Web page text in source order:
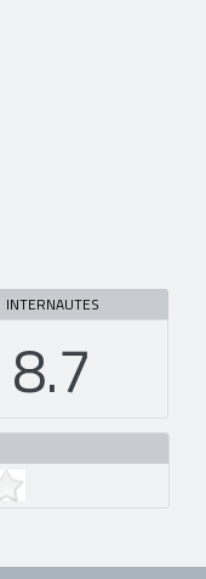
INTERNAUTES
8.7